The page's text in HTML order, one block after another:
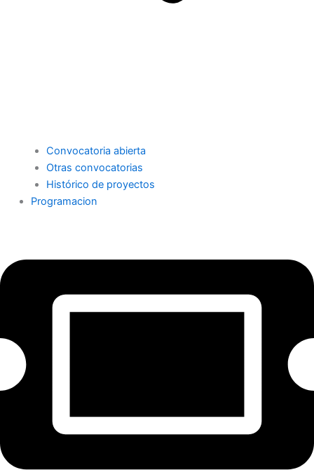
Convocatoria abierta
Otras convocatorias
Histórico de proyectos
Programacion